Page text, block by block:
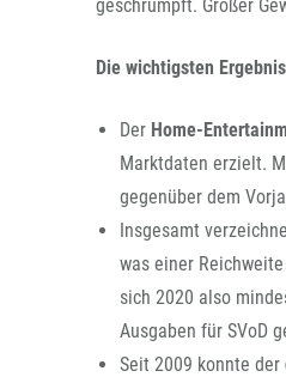
geschrumpft. Großer
Die wichtigsten
Der Home-
Marktdaten erzielt.
gegenüber dem
Insgesamt
was einer
sich 2020 also
Ausgaben für SVoD
Seit 2009 konnte der